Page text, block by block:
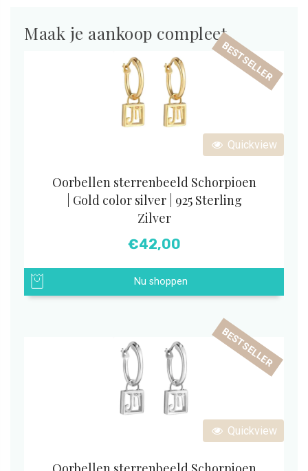
Maak je aankoop compleet
Quickview
BESTSELLER
Oorbellen sterrenbeeld Schorpioen
| Gold color silver | 925 Sterling
Zilver
€42,00
Nu shoppen
Quickview
BESTSELLER